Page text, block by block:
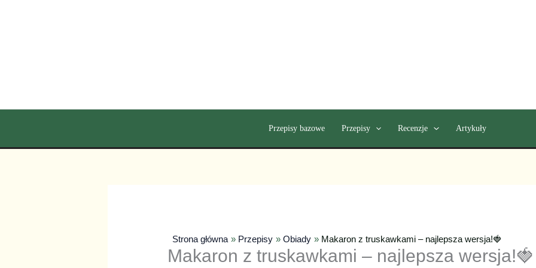
Przepisy bazowe Przepisy Recenzje Artykuły
Strona główna Przepisy Obiady Makaron z truskawkami – najlepsza wersja!🍓
Makaron z truskawkami – najlepsza wersja!🍓